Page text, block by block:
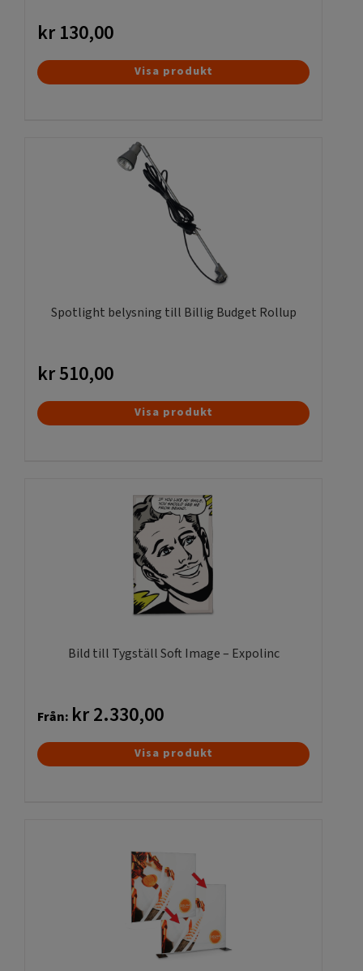
kr130,00
Visa produkt
Spotlight belysning till Billig Budget Rollup
kr510,00
Visa produkt
Bild till Tygställ Soft Image – Expolinc
Från: kr2.330,00
Den
här
De
olika
alternativen
kan
väljas
Visa produkt